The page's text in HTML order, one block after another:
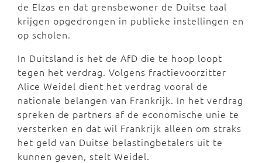
de Elzas en dat grensbewoner de Duitse taal
krijgen opgedrongen in publieke instellingen en
op scholen.
In Duitsland is het de AfD die te hoop loopt
tegen het verdrag. Volgens fractievoorzitter
Alice Weidel dient het verdrag vooral de
nationale belangen van Frankrijk. In het verdrag
spreken de partners af de economische unie te
versterken en dat wil Frankrijk alleen om straks
het geld van Duitse belastingbetalers uit te
kunnen geven, stelt Weidel.